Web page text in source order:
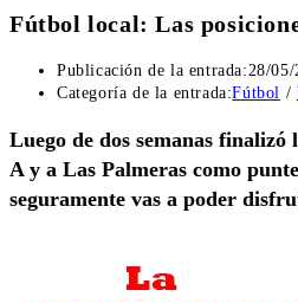
Fútbol local: Las
Publicación de la entrada:28/05/
Categoría de la entrada:Fútbol /
Luego de dos semanas
A y a Las Palmeras como
seguramente vas a poder